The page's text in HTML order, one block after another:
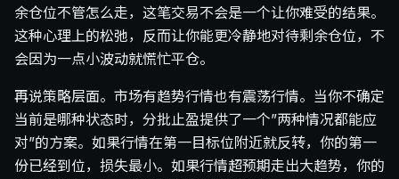
余仓位不管怎么走，这笔交易不会是一个让你难受的结果。
这种心理上的松弛，反而让你能更冷静地对待剩余仓位，不
会因为一点小波动就慌忙平仓。
再说策略层面。市场有趋势行情也有震荡行情。当你不确定
当前是哪种状态时，分批止盈提供了一个”两种情况都能应
对”的方案。如果行情在第一目标位附近就反转，你的第一
份已经到位，损失最小。如果行情超预期走出大趋势，你的